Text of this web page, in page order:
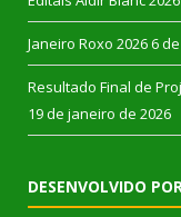
Janeiro Roxo 2026 6
Resultado Final de
19 de janeiro de 2026
DESENVOLVIDO